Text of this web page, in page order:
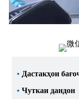
• Дастакҳои
• Чуткаи дандон